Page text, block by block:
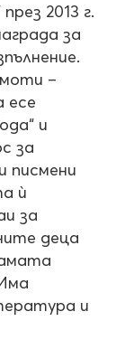
2013 г.
за
–
есе
и
за
писмени
ѝ
за
деца
и